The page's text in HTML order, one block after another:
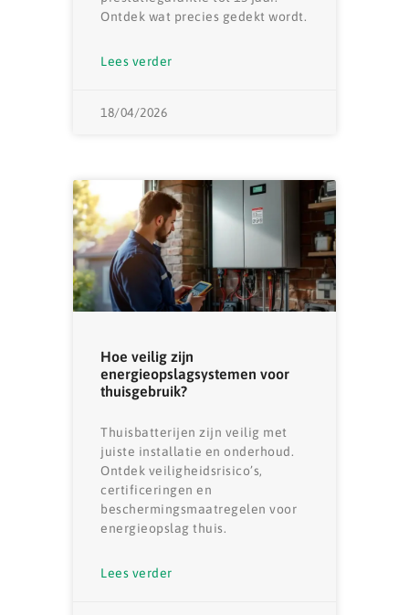
Ontdek wat precies gedekt wordt.
Lees verder
18/04/2026
Hoe veilig zijn
energieopslagsystemen voor
thuisgebruik?
Thuisbatterijen zijn veilig met
juiste installatie en onderhoud.
Ontdek veiligheidsrisico’s,
certificeringen en
beschermingsmaatregelen voor
energieopslag thuis.
Lees verder